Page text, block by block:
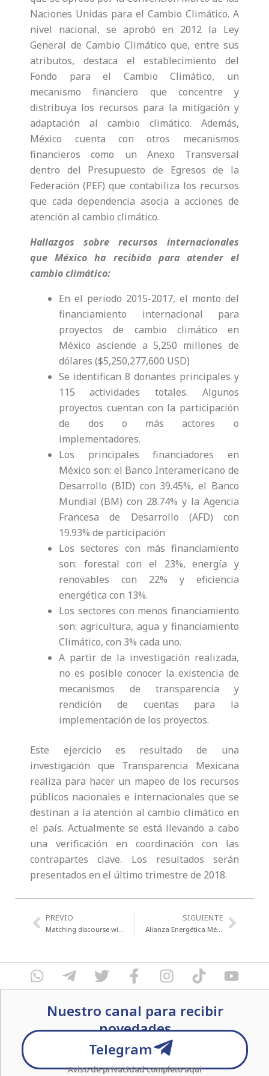
Naciones Unidas para el Cambio Climático. A
nivel nacional, se aprobó en 2012 la Ley
General de Cambio Climático que, entre sus
atributos, destaca el establecimiento del
Fondo para el Cambio Climático, un
mecanismo financiero que concentre y
distribuya los recursos para la mitigación y
adaptación al cambio climático. Además,
México cuenta con otros mecanismos
financieros como un Anexo Transversal
dentro del Presupuesto de Egresos de la
Federación (PEF) que contabiliza los recursos
que cada dependencia asocia a acciones de
atención al cambio climático.
Hallazgos sobre recursos internacionales
que México ha recibido para atender el
cambio climático:
En el periodo 2015-2017, el monto del
financiamiento internacional para
proyectos de cambio climático en
México asciende a 5,250 millones de
dólares ($5,250,277,600 USD)
Se identifican 8 donantes principales y
115 actividades totales. Algunos
proyectos cuentan con la participación
de dos o más actores o
implementadores.
Los principales financiadores en
México son: el Banco Interamericano de
Desarrollo (BID) con 39.45%, el Banco
Mundial (BM) con 28.74% y la Agencia
Francesa de Desarrollo (AFD) con
19.93% de participación
Los sectores con más financiamiento
son: forestal con el 23%, energía y
renovables con 22% y eficiencia
energética con 13%.
Los sectores con menos financiamiento
son: agricultura, agua y financiamiento
Climático, con 3% cada uno.
A partir de la investigación realizada,
no es posible conocer la existencia de
mecanismos de transparencia y
rendición de cuentas para la
implementación de los proyectos.
Este ejercicio es resultado de una
investigación que Transparencia Mexicana
realiza para hacer un mapeo de los recursos
públicos nacionales e internacionales que se
destinan a la atención al cambio climático en
el país. Actualmente se está llevando a cabo
una verificación en coordinación con las
contrapartes clave. Los resultados serán
presentados en el último trimestre de 2018.
Previo
PREVIO SIGUIENTE
Alianza Energética México-Alemania
Next
W
h
s
T
e
e
g
T
w
t
t
e
r
F
a
e
b
o
o
I
n
t
a
g
r
T
i
t
o
Y
o
u
e
Nuestro canal para recibir
novedades
Telegram
Aviso de privacidad completoaqui